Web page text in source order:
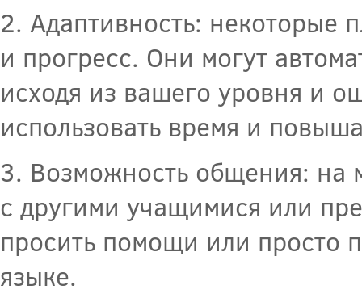
2. Адаптивность: некоторые
и прогресс. Они могут
исходя из вашего уровня и
использовать время и
3. Возможность общения: на
с другими учащимися или
просить помощи или просто
языке.